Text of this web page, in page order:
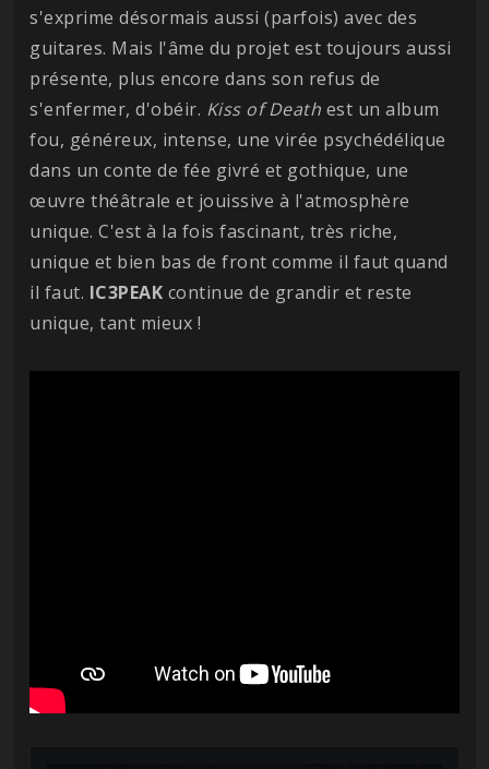
s'exprime désormais aussi (parfois) avec des
guitares. Mais l'âme du projet est toujours aussi
présente, plus encore dans son refus de
s'enfermer, d'obéir. Kiss of Death est un album
fou, généreux, intense, une virée psychédélique
dans un conte de fée givré et gothique, une
œuvre théâtrale et jouissive à l'atmosphère
unique. C'est à la fois fascinant, très riche,
unique et bien bas de front comme il faut quand
il faut. IC3PEAK continue de grandir et reste
unique, tant mieux !